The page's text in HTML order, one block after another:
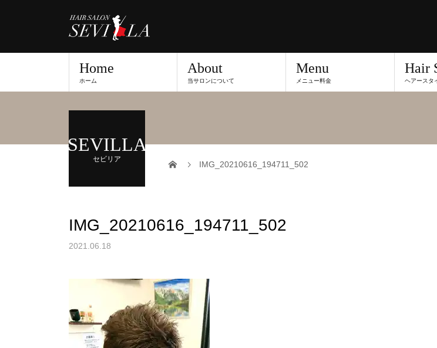
Home
ホーム
About
当サロンについて
Menu
メニュー料金
Hair
ヘアースタ
SEVILLA
セビリア
IMG_20210616_194711_502
IMG_20210616_194711_502
2021.06.18